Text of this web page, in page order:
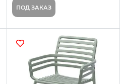
ПОД ЗАКАЗ